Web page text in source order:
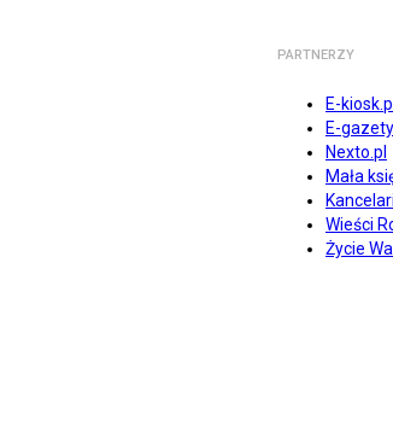
PARTNERZY
E-kiosk.pl
E-
Nexto.pl
Mała
Wieści
Życie